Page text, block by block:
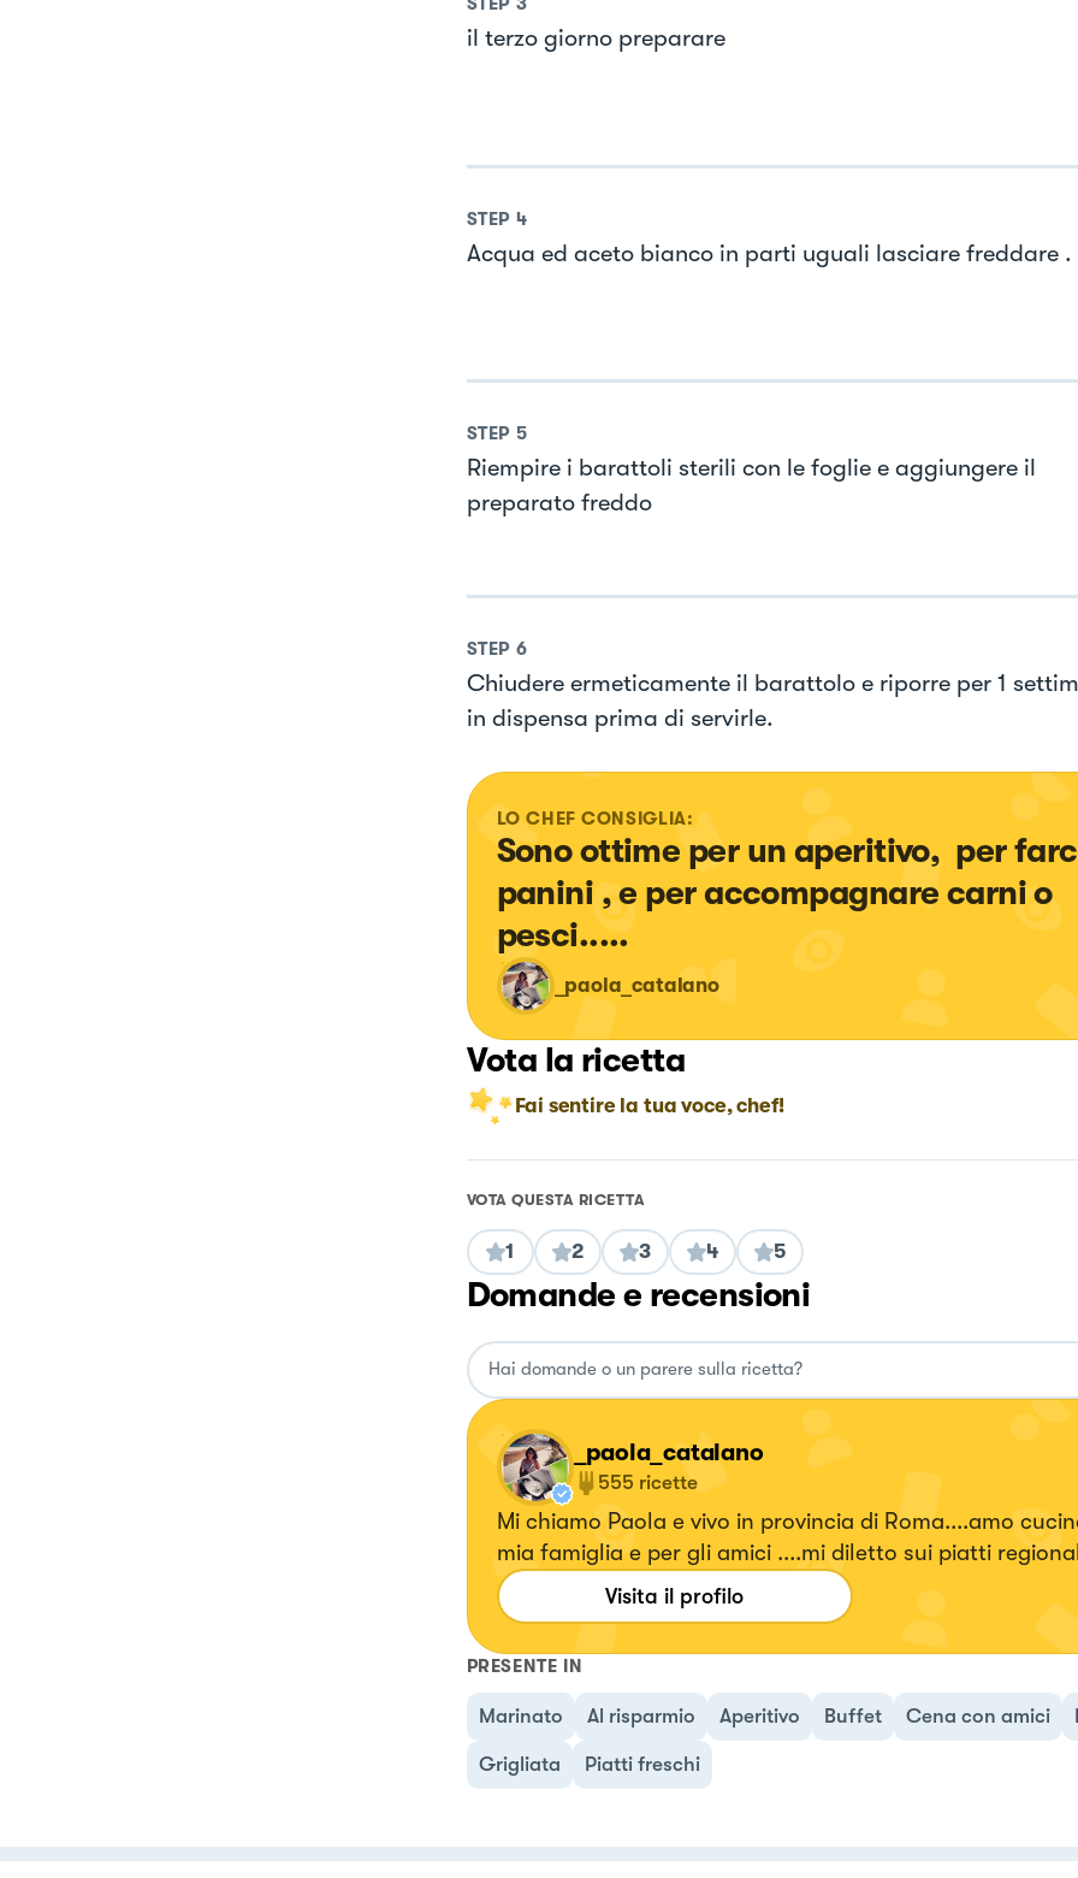
il terzo giorno preparare
STEP 4
Acqua ed aceto bianco in parti uguali lasciare freddare .
STEP 5
Riempire i barattoli sterili con le foglie e aggiungere il
preparato freddo
STEP 6
Chiudere ermeticamente il barattolo e riporre per 1
in dispensa prima di servirle.
LO CHEF CONSIGLIA:
Sono ottime per un aperitivo,  per
panini , e per accompagnare carni o
pesci.....
_paola_catalano
Vota la ricetta
Fai sentire la tua voce, chef!
VOTA QUESTA RICETTA
1 2 3 4 5
Domande e recensioni
_paola_catalano
555 ricette
Mi chiamo Paola e vivo in provincia di Roma....amo
mia famiglia e per gli amici ....mi diletto sui piatti
ma amo sperimentare anche ricette con erbe e fiori, confetture e
liquori. Seguitemi!!!! Su... #fattierifattiamodomio
Visita il profilo
PRESENTE IN
Marinato Al risparmio Aperitivo Buffet Cena con amici
Grigliata Piatti freschi